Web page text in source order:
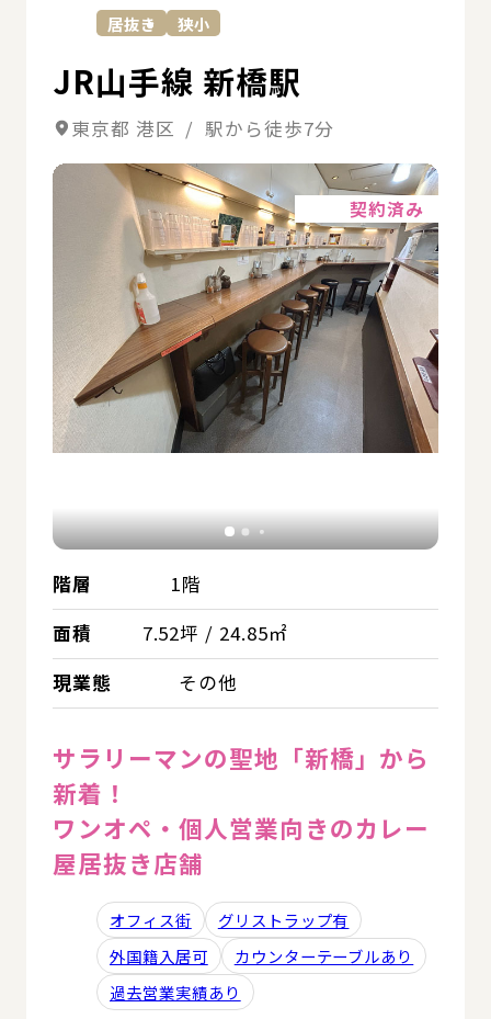
居抜き 狭小
JR山手線 新橋駅
東京都 港区 / 駅から徒歩7分
契約済み
階層
1階
面積
7.52坪 / 24.85㎡
現業態
その他
サラリーマンの聖地「新橋」から
新着！
ワンオペ・個人営業向きのカレー
屋居抜き店舗
オフィス街
グリストラップ有
外国籍入居可
カウンターテーブルあり
過去営業実績あり